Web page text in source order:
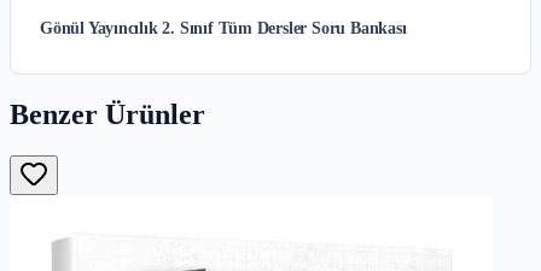
Gönül Yayıncılık 2. Sınıf Tüm Dersler Soru Bankası
Benzer Ürünler